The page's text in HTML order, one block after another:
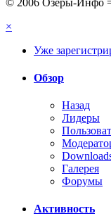
×
Уже
Обзор
Назад
Лидеры
Галерея
Форумы
Активность